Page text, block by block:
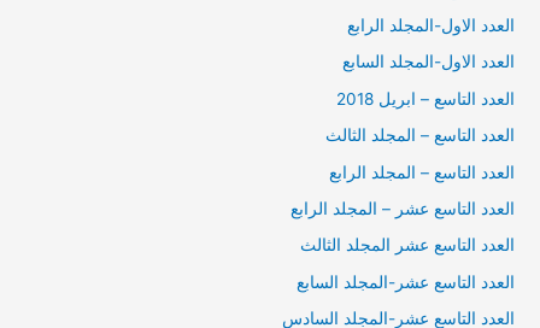
العدد الاول-المجلد الرابع
العدد الاول-المجلد السابع
العدد التاسع – ابريل 2018
العدد التاسع – المجلد الثالث
العدد التاسع – المجلد الرابع
العدد التاسع عشر – المجلد الرابع
العدد التاسع عشر المجلد الثالث
العدد التاسع عشر-المجلد السابع
العدد التاسع عشر-المجلد السادس